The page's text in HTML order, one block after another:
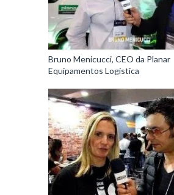
Bruno Menicucci, CEO da Planar
Equipamentos Logística